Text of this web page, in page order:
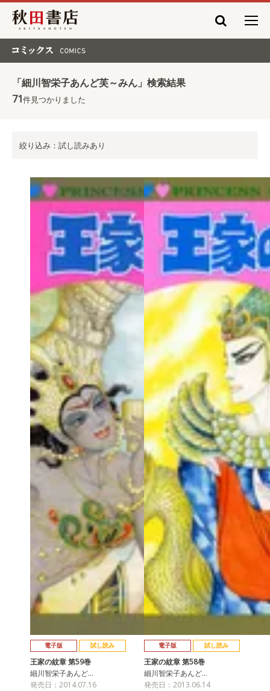
秋田書店
「細川智栄子あんど芙～みん」検索結果
71件見つかりました
絞り込み：試し読みあり
電子版 試し読み
王家の紋章 第59巻
細川智栄子あんど…
発売日：2014.07.16
電子版 試し読み
王家の紋章 第58巻
細川智栄子あんど…
発売日：2013.06.14